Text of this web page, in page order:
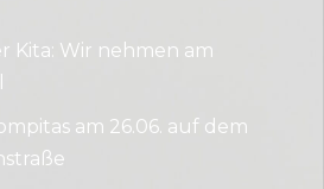
Kita: Wir nehmen am
am 26.06. auf dem